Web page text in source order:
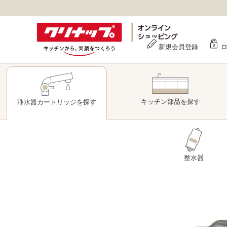
新規会員登録
浄水器カートリッジを探す キッチン部品を探す
整水器